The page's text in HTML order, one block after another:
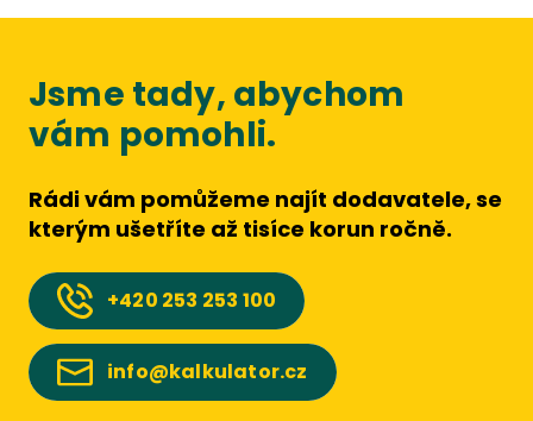
Jsme tady, abychom
vám pomohli.
Rádi vám pomůžeme najít dodavatele, se
kterým ušetříte až tisíce korun ročně.
+420 253 253 100
info@kalkulator.cz